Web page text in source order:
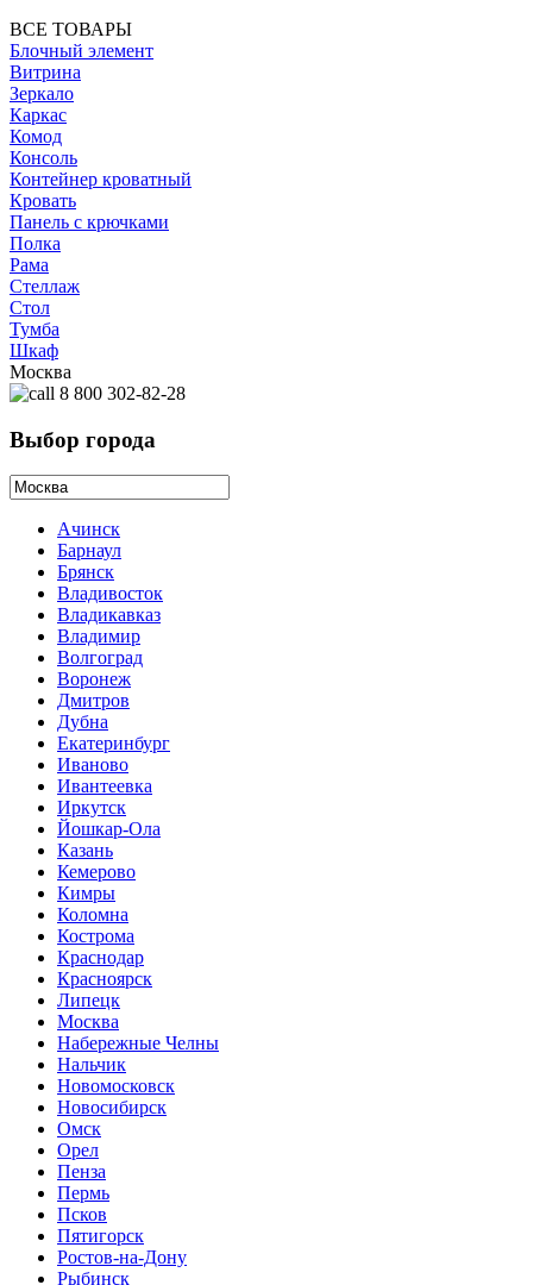
ВСЕ ТОВАРЫ
Блочный элемент
Витрина
Зеркало
Каркас
Комод
Консоль
Контейнер кроватный
Кровать
Панель с крючками
Полка
Рама
Стеллаж
Стол
Тумба
Шкаф
Москва
8 800 302-82-28
Выбор города
Ачинск
Барнаул
Брянск
Владивосток
Владикавказ
Владимир
Волгоград
Воронеж
Дмитров
Дубна
Екатеринбург
Иваново
Ивантеевка
Иркутск
Йошкар-Ола
Казань
Кемерово
Кимры
Коломна
Кострома
Краснодар
Красноярск
Липецк
Москва
Набережные Челны
Нальчик
Новомосковск
Новосибирск
Омск
Орел
Пенза
Пермь
Псков
Пятигорск
Ростов-на-Дону
Рыбинск